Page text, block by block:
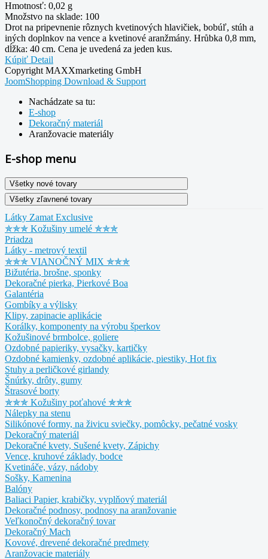
Hmotnosť: 0,02 g
Množstvo na sklade: 100
Drot na pripevnenie rôznych kvetinových hlavičiek, bobúľ, stúh a
iných doplnkov na vence a kvetinové aranžmány. Hrůbka 0,8 mm,
dĺžka: 40 cm. Cena je uvedená za jeden kus.
Kúpiť Detail
Copyright MAXXmarketing GmbH
JoomShopping Download & Support
Nachádzate sa tu:
E-shop
Dekoračný materiál
Aranžovacie materiály
E-shop menu
Látky Zamat Exclusive
✯✯✯ Kožušiny umelé ✯✯✯
Priadza
Látky - metrový textil
✯✯✯ VIANOČNÝ MIX ✯✯✯
Bižutéria, brošne, sponky
Dekoračné pierka, Pierkové Boa
Galantéria
Gombíky a výlisky
Klipy, zapinacie aplikácie
Korálky, komponenty na výrobu šperkov
Kožušinové brmbolce, goliere
Ozdobné papieriky, vysačky, kartičky
Ozdobné kamienky, ozdobné aplikácie, piestiky, Hot fix
Stuhy a perličkové girlandy
Šnúrky, drôty, gumy
Štrasové borty
✯✯✯ Kožušiny poťahové ✯✯✯
Nálepky na stenu
Silikónové formy, na živicu sviečky, pomôcky, pečatné vosky
Dekoračný materiál
Dekoračné kvety, Sušené kvety, Zápichy
Vence, kruhové základy, bodce
Kvetináče, vázy, nádoby
Sošky, Kamenina
Balóny
Baliaci Papier, krabičky, vyplňový materiál
Dekoračné podnosy, podnosy na aranžovanie
Veľkonočný dekoračný tovar
Dekoračný Mach
Kovové, drevené dekoračné predmety
Aranžovacie materiály